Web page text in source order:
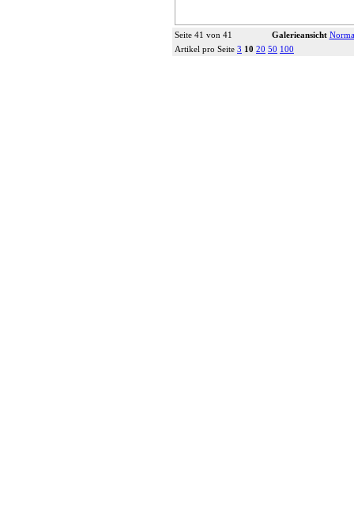
Seite 41 von 41 Galerieansicht
Artikel pro Seite 3 10 20 50 100